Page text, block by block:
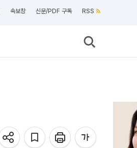
속보창 신문/PDF 구독 RSS